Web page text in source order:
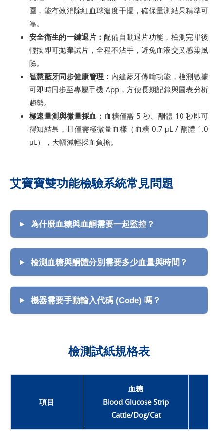
圍，能有效消除紅血球濃度干擾，確保量測結果精準可
靠。
安全衛生的一鍵退片：配備自動退片功能，檢測完畢後
輕按即可拋棄試片，全程不沾手，避免血液交叉感染風
險。
智慧藍牙同步健康管理： 內建藍牙傳輸功能，檢測數據
可即時同步至專屬手機 App，方便長期記錄與圖表分析
趨勢。
極速量測與微量採血： 血糖僅需 5 秒、酮體 10 秒即可
得知結果，且僅需極微量血樣（血糖 0.7 μL / 酮體 1.0
μL），大幅減輕採血負擔。
艾寶寶雙功能檢驗系統常見問題
為什麼血糖與血酮需要一起監控？
檢測血糖與酮體分別需要多少血量與時間？
機器需要手動輸入代碼 (Code) 嗎？
檢測試紙規格表
項目
血糖
Blood Glucose Strip
Cattle/Dog/Cat